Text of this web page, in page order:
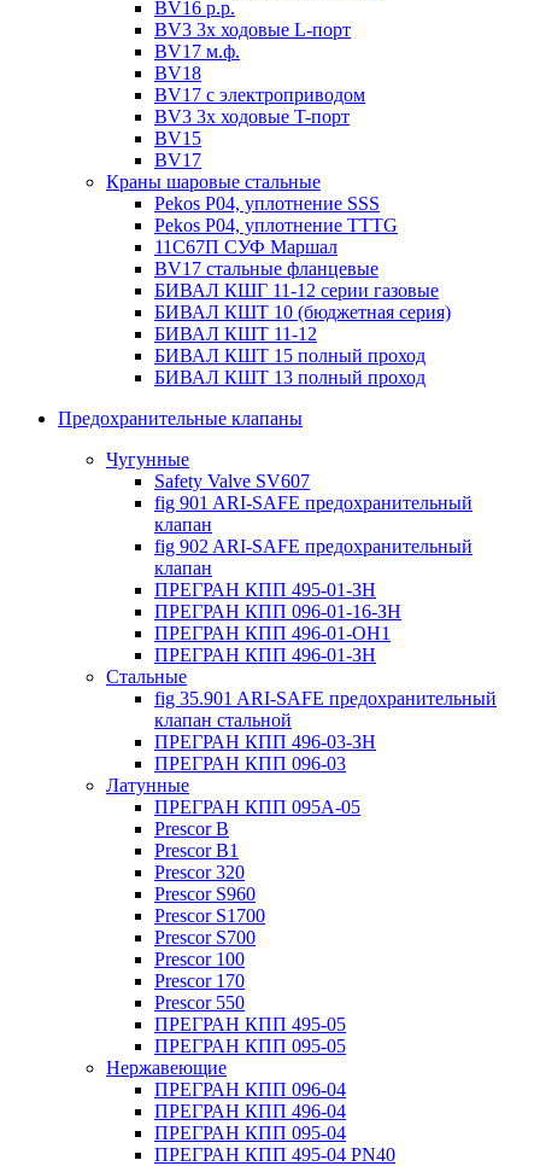
BV16 р.р.
BV3 3х ходовые L-порт
BV17 м.ф.
BV18
BV17 с электроприводом
BV3 3х ходовые T-порт
BV15
BV17
Краны шаровые стальные
Pekos P04, уплотнение SSS
Pekos P04, уплотнение ТТТG
11С67П СУФ Маршал
BV17 стальные фланцевые
БИВАЛ КШГ 11-12 серии газовые
БИВАЛ КШТ 10 (бюджетная серия)
БИВАЛ КШТ 11-12
БИВАЛ КШТ 15 полный проход
БИВАЛ КШТ 13 полный проход
Предохранительные клапаны
Чугунные
Safety Valve SV607
fig 901 ARI-SAFE предохранительный
клапан
fig 902 ARI-SAFE предохранительный
клапан
ПРЕГРАН КПП 495-01-ЗН
ПРЕГРАН КПП 096-01-16-ЗН
ПРЕГРАН КПП 496-01-ОН1
ПРЕГРАН КПП 496-01-ЗН
Стальные
fig 35.901 ARI-SAFE предохранительный
клапан стальной
ПРЕГРАН КПП 496-03-ЗН
ПРЕГРАН КПП 096-03
Латунные
ПРЕГРАН КПП 095А-05
Prescor B
Prescor B1
Prescor 320
Prescor S960
Prescor S1700
Prescor S700
Prescor 100
Prescor 170
Prescor 550
ПРЕГРАН КПП 495-05
ПРЕГРАН КПП 095-05
Нержавеющие
ПРЕГРАН КПП 096-04
ПРЕГРАН КПП 496-04
ПРЕГРАН КПП 095-04
ПРЕГРАН КПП 495-04 PN40